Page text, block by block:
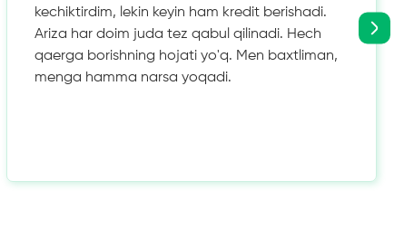
kechiktirdim, lekin keyin ham kredit berishadi.
Ariza har doim juda tez qabul qilinadi. Hech
qaerga borishning hojati yo'q. Men baxtliman,
menga hamma narsa yoqadi.